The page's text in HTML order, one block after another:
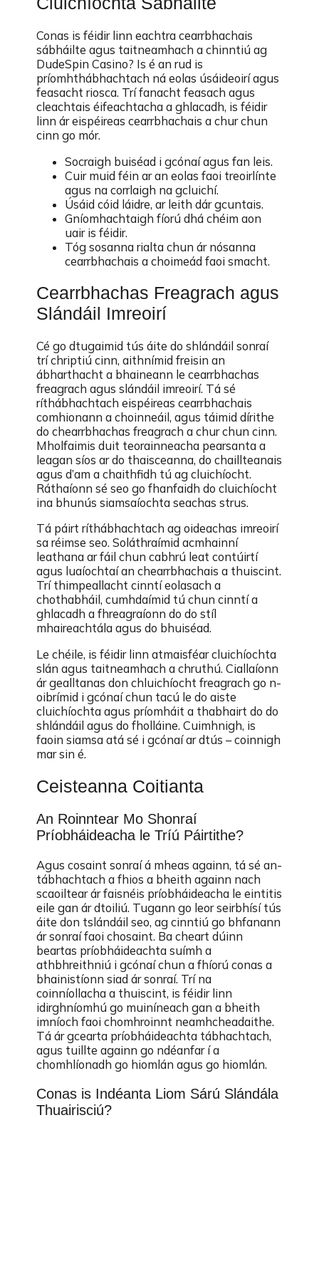
Conas is féidir linn eachtra cearrbhachais
sábháilte agus taitneamhach a chinntiú ag
DudeSpin Casino? Is é an rud is
príomhthábhachtach ná eolas úsáideoirí agus
feasacht riosca. Trí fanacht feasach agus
cleachtais éifeachtacha a ghlacadh, is féidir
linn ár eispéireas cearrbhachais a chur chun
cinn go mór.
Socraigh buiséad i gcónaí agus fan leis.
Cuir muid féin ar an eolas faoi treoirlínte
agus na corrlaigh na gcluichí.
Úsáid cóid láidre, ar leith dár gcuntais.
Gníomhachtaigh fíorú dhá chéim aon
uair is féidir.
Tóg sosanna rialta chun ár nósanna
cearrbhachais a choimeád faoi smacht.
Cearrbhachas Freagrach agus
Slándáil Imreoirí
Cé go dtugaimid tús áite do shlándáil sonraí
trí chriptiú cinn, aithnímid freisin an
ábharthacht a bhaineann le cearrbhachas
freagrach agus slándáil imreoirí. Tá sé
ríthábhachtach eispéireas cearrbhachais
comhionann a choinneáil, agus táimid dírithe
do chearrbhachas freagrach a chur chun cinn.
Mholfaimis duit teorainneacha pearsanta a
leagan síos ar do thaisceanna, do chaillteanais
agus d’am a chaithfidh tú ag cluichíocht.
Ráthaíonn sé seo go fhanfaidh do cluichíocht
ina bhunús siamsaíochta seachas strus.
Tá páirt ríthábhachtach ag oideachas imreoirí
sa réimse seo. Soláthraímid acmhainní
leathana ar fáil chun cabhrú leat contúirtí
agus luaíochtaí an chearrbhachais a thuiscint.
Trí thimpeallacht cinntí eolasach a
chothabháil, cumhdaímid tú chun cinntí a
ghlacadh a fhreagraíonn do do stíl
mhaireachtála agus do bhuiséad.
Le chéile, is féidir linn atmaisféar cluichíochta
slán agus taitneamhach a chruthú. Ciallaíonn
ár gealltanas don chluichíocht freagrach go n-
oibrímid i gcónaí chun tacú le do aiste
cluichíochta agus príomháit a thabhairt do do
shlándáil agus do fholláine. Cuimhnigh, is
faoin siamsa atá sé i gcónaí ar dtús – coinnigh
mar sin é.
Ceisteanna Coitianta
An Roinntear Mo Shonraí
Príobháideacha le Tríú Páirtithe?
Agus cosaint sonraí á mheas againn, tá sé an-
tábhachtach a fhios a bheith againn nach
scaoiltear ár faisnéis príobháideacha le eintitis
eile gan ár dtoiliú. Tugann go leor seirbhísí tús
áite don tslándáil seo, ag cinntiú go bhfanann
ár sonraí faoi chosaint. Ba cheart dúinn
beartas príobháideachta suímh a
athbhreithniú i gcónaí chun a fhíorú conas a
bhainistíonn siad ár sonraí. Trí na
coinníollacha a thuiscint, is féidir linn
idirghníomhú go muiníneach gan a bheith
imníoch faoi chomhroinnt neamhcheadaithe.
Tá ár gcearta príobháideachta tábhachtach,
agus tuillte againn go ndéanfar í a
chomhlíonadh go hiomlán agus go hiomlán.
Conas is Indéanta Liom Sárú Slándála
Thuairisciú?